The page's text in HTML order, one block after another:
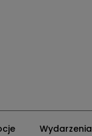
Wydarzenia